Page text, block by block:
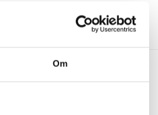
Om